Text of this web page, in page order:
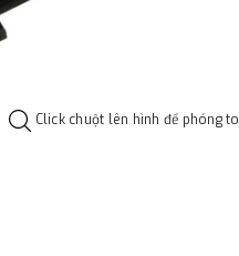
Click chuột lên hình để phóng to